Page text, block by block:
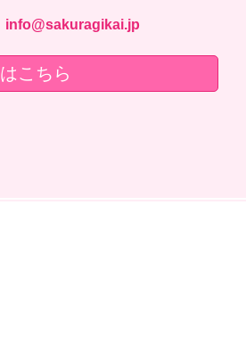
info@sakuragikai.jp
こちら